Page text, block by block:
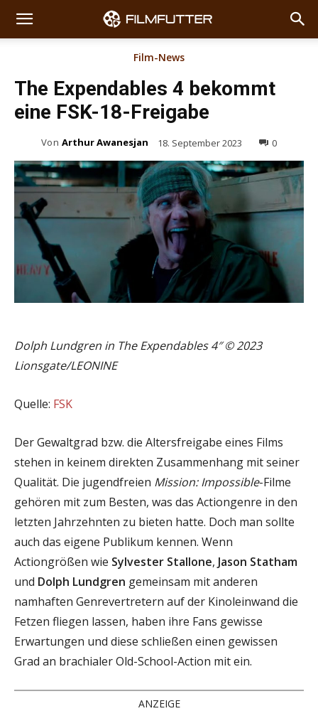
Film-News
The Expendables 4 bekommt
eine FSK-18-Freigabe
Von Arthur Awanesjan 18. September 2023 0
Dolph Lundgren in The Expendables 4″ © 2023
Lionsgate/LEONINE
Quelle: FSK
Der Gewaltgrad bzw. die Altersfreigabe eines Films
stehen in keinem direkten Zusammenhang mit seiner
Qualität. Die jugendfreien Mission: Impossible-Filme
gehören mit zum Besten, was das Actiongenre in den
letzten Jahrzehnten zu bieten hatte. Doch man sollte
auch das eigene Publikum kennen. Wenn
Actiongrößen wie Sylvester Stallone, Jason Statham
und Dolph Lundgren gemeinsam mit anderen
namhaften Genrevertretern auf der Kinoleinwand die
Fetzen fliegen lassen, haben ihre Fans gewisse
Erwartungen und diese schließen einen gewissen
Grad an brachialer Old-School-Action mit ein.
ANZEIGE